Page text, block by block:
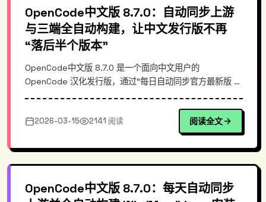
OpenCode中文版 8.7.0：自动同步上游
与三端全自动构建，让中文发行版不再
“落后半个版本”
OpenCode中文版 8.7.0 是一个面向中文用户的
OpenCode 汉化发行版，通过“每日自动同步官方最新版 +
汉化版更新滞后、手动打包繁琐与版本不一致问题。本文从
同步机制、构建架构与发布策略切入，说明其与手工汉化/
镜像站的差异，并给出快速安装与校验示例。
2026-03-15 2141 阅读 阅读全文
OpenCode中文版 8.7.0：每天自动同步